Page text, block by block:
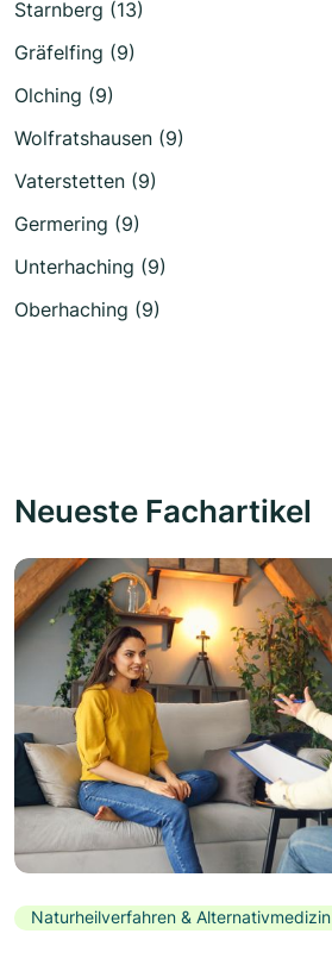
Starnberg (13)
Gräfelfing (9)
Olching (9)
Wolfratshausen (9)
Vaterstetten (9)
Germering (9)
Unterhaching (9)
Oberhaching (9)
Neueste Fachartikel
Naturheilverfahren & Alternativmedizin